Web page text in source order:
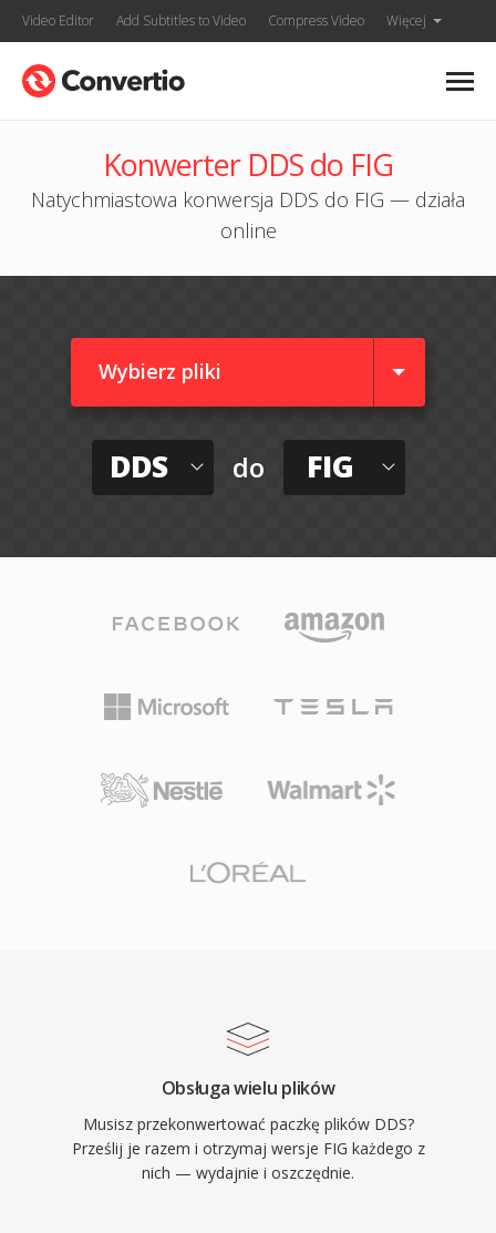
Video Editor Add Subtitles to Video Compress Video Więcej
Konwerter DDS do FIG
Natychmiastowa konwersja DDS do FIG — działa
online
Wybierz pliki
DDS do FIG
Obsługa wielu plików
Musisz przekonwertować paczkę plików DDS?
Prześlij je razem i otrzymaj wersje FIG każdego z
nich — wydajnie i oszczędnie.